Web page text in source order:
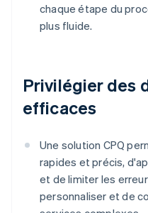
chaque étape du
plus fluide.
Privilégier des
efficaces
Une solution CPQ
rapides et précis,
et de limiter les
personnaliser et de